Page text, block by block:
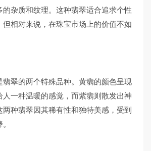
杂质和纹理。这种翡翠适合追求个性
相对来说，在珠宝市场上的价值不如
翡翠的两个特殊品种。黄翡的颜色呈现
人一种温暖的感觉，而紫翡则散发出神
种翡翠因其稀有性和独特美感，受到